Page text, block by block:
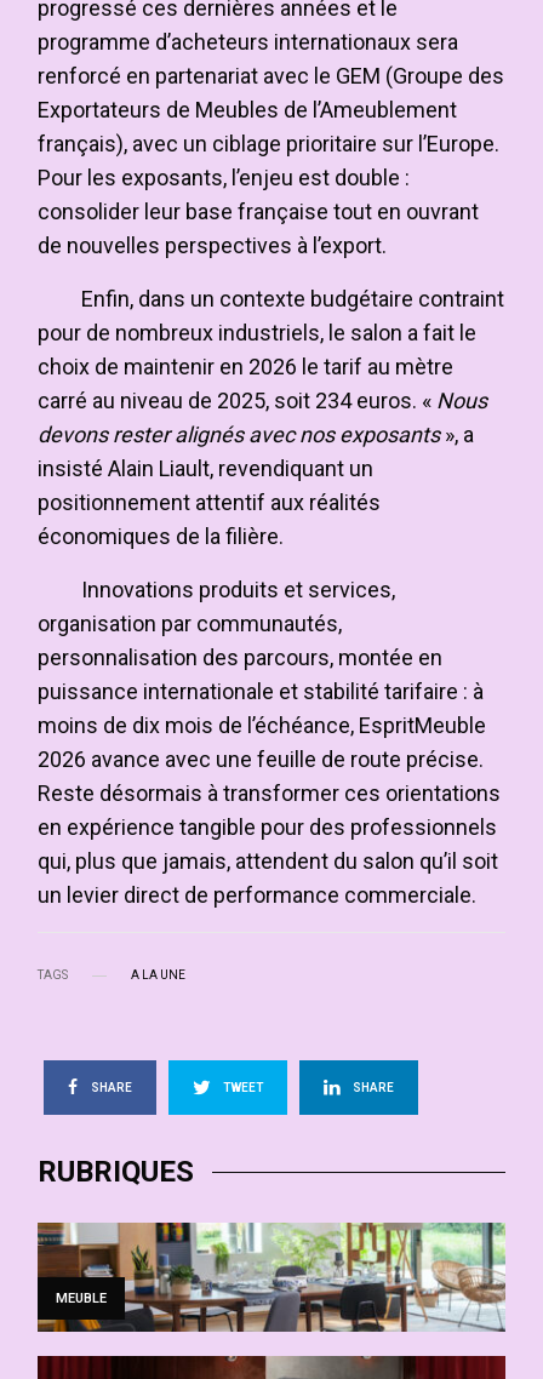
progressé ces dernières années et le
programme d’acheteurs internationaux sera
renforcé en partenariat avec le GEM (Groupe des
Exportateurs de Meubles de l’Ameublement
français), avec un ciblage prioritaire sur l’Europe.
Pour les exposants, l’enjeu est double :
consolider leur base française tout en ouvrant
de nouvelles perspectives à l’export.
Enfin, dans un contexte budgétaire contraint
pour de nombreux industriels, le salon a fait le
choix de maintenir en 2026 le tarif au mètre
carré au niveau de 2025, soit 234 euros. « Nous
devons rester alignés avec nos exposants», a
insisté Alain Liault, revendiquant un
positionnement attentif aux réalités
économiques de la filière.
Innovations produits et services,
organisation par communautés,
personnalisation des parcours, montée en
puissance internationale et stabilité tarifaire : à
moins de dix mois de l’échéance, EspritMeuble
2026 avance avec une feuille de route précise.
Reste désormais à transformer ces orientations
en expérience tangible pour des professionnels
qui, plus que jamais, attendent du salon qu’il soit
un levier direct de performance commerciale.
TAGS A LA UNE
SHARE TWEET SHARE
RUBRIQUES
MEUBLE